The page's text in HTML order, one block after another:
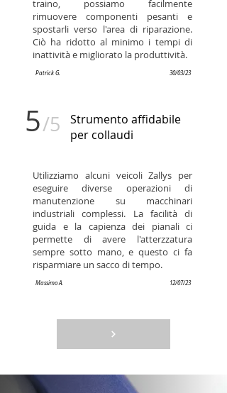
traino, possiamo facilmente
rimuovere componenti pesanti e
spostarli verso l'area di riparazione.
Ciò ha ridotto al minimo i tempi di
inattività e migliorato la produttività.
Patrick G. 30/03/23
Strumento affidabile
per collaudi
/5
5
Utilizziamo alcuni veicoli Zallys per
eseguire diverse operazioni di
manutenzione su macchinari
industriali complessi. La facilità di
guida e la capienza dei pianali ci
permette di avere l'atterzzatura
sempre sotto mano, e questo ci fa
risparmiare un sacco di tempo.
Massimo A. 12/07/23